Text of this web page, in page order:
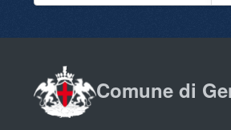
Comune di